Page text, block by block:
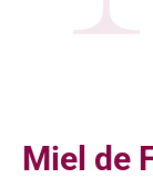
Miel de